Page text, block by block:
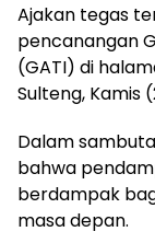
Ajakan tegas
pencanangan
(GATI) di
Sulteng, Kamis
Dalam
bahwa
berdampak
masa depan.